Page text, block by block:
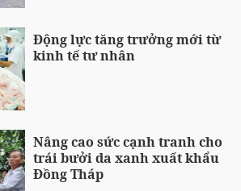
Động lực tăng trưởng mới từ
kinh tế tư nhân
Nâng cao sức cạnh tranh cho
trái bưởi da xanh xuất khẩu
Đồng Tháp